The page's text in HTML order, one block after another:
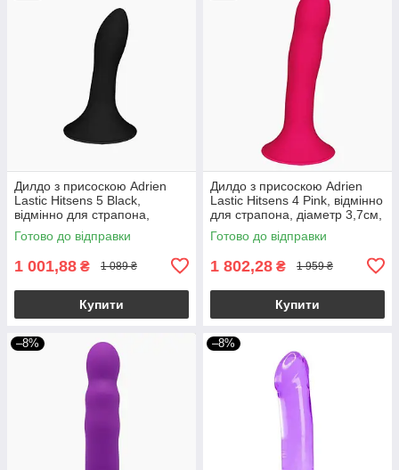
Дилдо з присоскою Adrien
Lastic Hitsens 5 Black,
відмінно для страпона,
діаметр 2,4 см, довжина
13см
Готово до відправки
1 001,88 ₴ 1 089 ₴
Купити
Дилдо з присоскою Adrien
Lastic Hitsens 4 Pink, відмінно
для страпона, діаметр 3,7см,
довжина 17,8см
Готово до відправки
1 802,28 ₴ 1 959 ₴
Купити
–8% –8%